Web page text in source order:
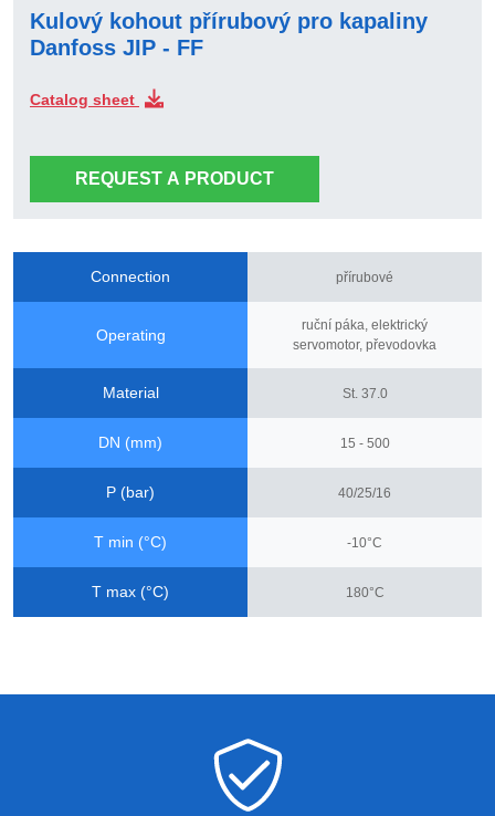
Kulový kohout přírubový pro kapaliny
Danfoss JIP - FF
Catalog sheet
REQUEST A PRODUCT
Connection přírubové
Operating
ruční páka, elektrický
servomotor, převodovka
Material St. 37.0
DN (mm) 15 - 500
P (bar) 40/25/16
T min (°C) -10°C
T max (°C) 180°C